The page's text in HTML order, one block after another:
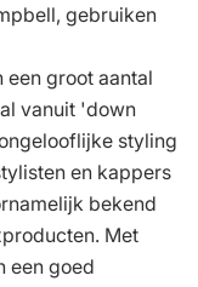
gebruiken
een groot aantal
vanuit 'down
styling
en kappers
bekend
Met
een goed